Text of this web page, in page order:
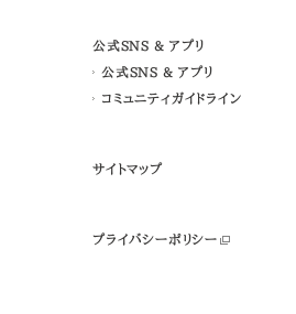
公式SNS & アプリ
公式SNS & アプリ
コミュニティガイドライン
サイトマップ
プライバシーポリシー